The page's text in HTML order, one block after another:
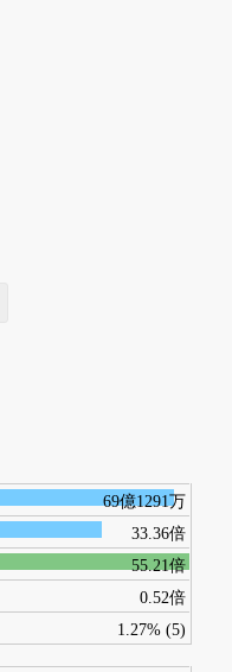
69億1291万
33.36倍
55.21倍
0.52倍
1.27% (5)